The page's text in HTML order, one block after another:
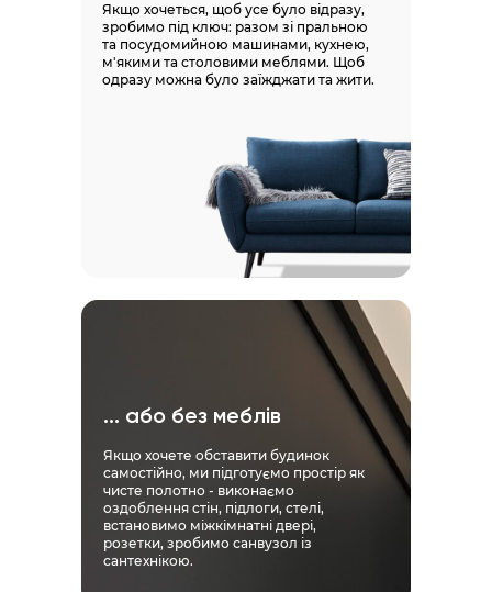
Якщо хочеться, щоб усе було відразу,
зробимо під ключ: разом зі пральною
та посудомийною машинами, кухнею,
м'якими та столовими меблями. Щоб
одразу можна було заїжджати та жити.
... або без меблів
Якщо хочете обставити будинок
самостійно, ми підготуємо простір як
чисте полотно - виконаємо
оздоблення стін, підлоги, стелі,
встановимо міжкімнатні двері,
розетки, зробимо санвузол із
сантехнікою.